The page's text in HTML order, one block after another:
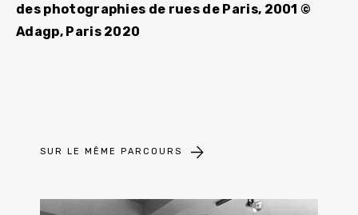
des photographies de rues de Paris, 2001 ©
Adagp, Paris 2020
SUR LE MÊME PARCOURS